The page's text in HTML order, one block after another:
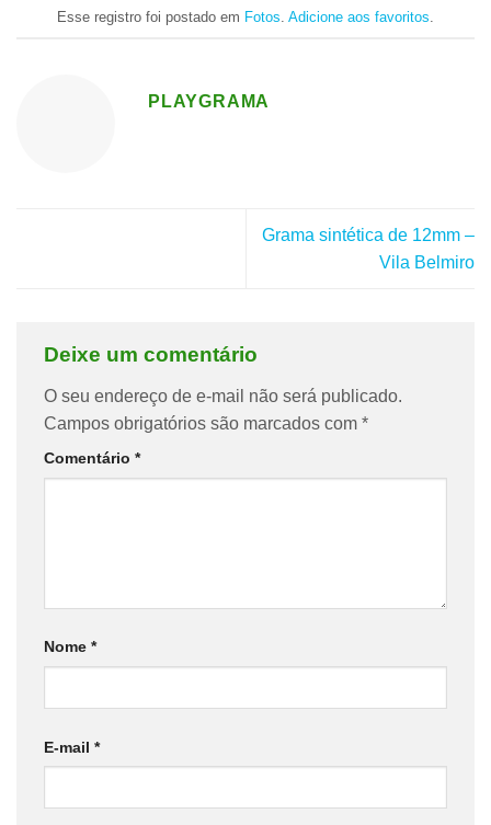
Esse registro foi postado em Fotos. Adicione aos favoritos.
PLAYGRAMA
Grama sintética de 12mm –
Vila Belmiro
Deixe um comentário
O seu endereço de e-mail não será publicado.
Campos obrigatórios são marcados com *
Comentário *
Nome *
E-mail *